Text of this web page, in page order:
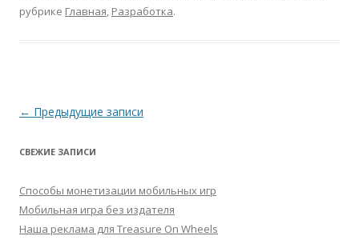
рубрике Главная, Разработка.
Навигация по записям
← Предыдущие записи
СВЕЖИЕ ЗАПИСИ
Способы монетизации мобильных игр
Мобильная игра без издателя
Наша реклама для Treasure On Wheels